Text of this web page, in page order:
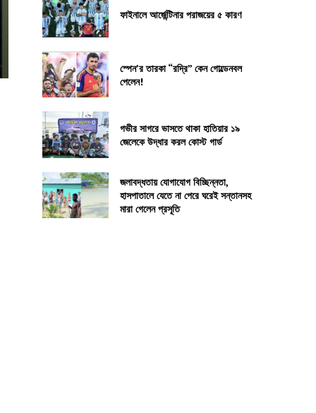
ফাইনালে আর্জেন্টিনার পরাজয়ের ৫ কারণ
স্পেন’র তারকা “রদ্রি” কেন গোল্ডেনবল
পেলেন!
গভীর সাগরে ভাসতে থাকা হাতিয়ার ১৯
জেলেকে উদ্ধার করল কোস্ট গার্ড
জলাবদ্ধতায় যোগাযোগ বিচ্ছিন্নতা,
হাসপাতালে যেতে না পেরে ঘরেই সন্তানসহ
মারা গেলেন প্রসূতি